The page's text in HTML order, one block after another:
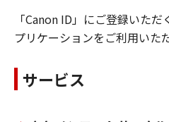
「Canon ID」にご登録いた
プリケーションをご利用いた
サービス